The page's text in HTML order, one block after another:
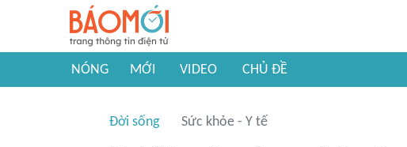
NÓNG MỚI VIDEO CHỦ ĐỀ
Đời sống Sức khỏe - Y tế